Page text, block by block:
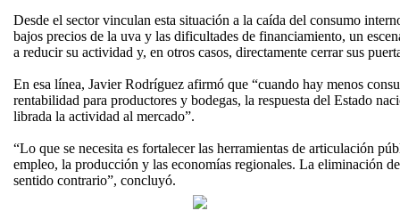
Desde el sector vinculan esta situación a la caída del consumo
bajos precios de la uva y las dificultades de financiamiento, un
a reducir su actividad y, en otros casos, directamente cerrar sus
En esa línea, Javier Rodríguez afirmó que “cuando hay menos
rentabilidad para productores y bodegas, la respuesta del Estado
librada la actividad al mercado”.
“Lo que se necesita es fortalecer las herramientas de articulación
empleo, la producción y las economías regionales. La eliminación
sentido contrario”, concluyó.